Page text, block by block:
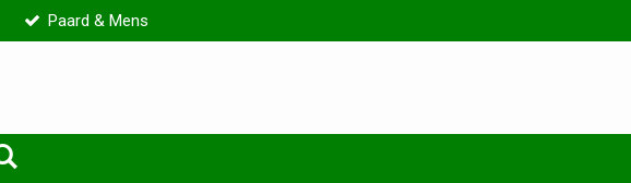
Paard & Mens